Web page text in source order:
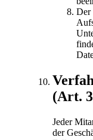
Der
(Art.
Jeder
der